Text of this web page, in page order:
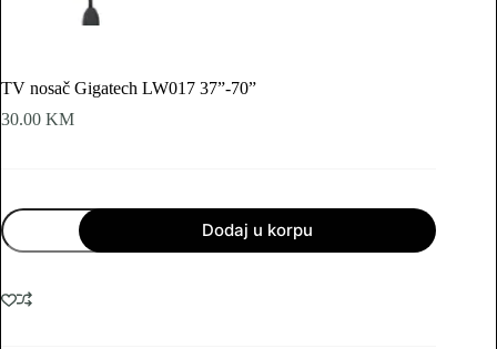
TV nosač Gigatech LW017 37”-70”
30.00 KM
TV
nosač
Gigatech
37”-70”
količina
Dodaj u korpu